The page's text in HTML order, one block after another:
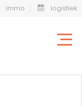
immo logistiek